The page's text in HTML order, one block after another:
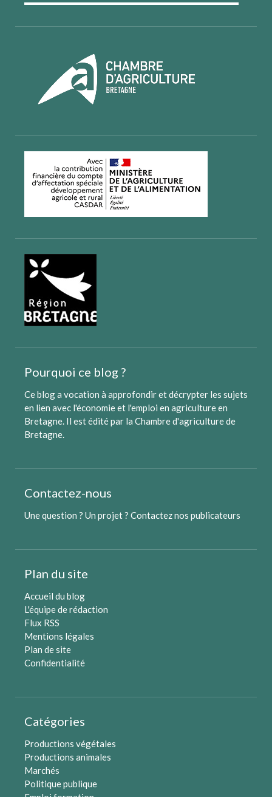
Pourquoi ce blog ?
Ce blog a vocation à approfondir et décrypter les sujets
en lien avec l'économie et l'emploi en agriculture en
Bretagne. Il est édité par la Chambre d'agriculture de
Bretagne.
Contactez-nous
Une question ? Un projet ? Contactez nos publicateurs
Plan du site
Accueil du blog
L'équipe de rédaction
Flux RSS
Mentions légales
Plan de site
Confidentialité
Catégories
Productions végétales
Productions animales
Marchés
Politique publique